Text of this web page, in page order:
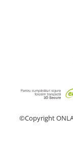
©Copyright